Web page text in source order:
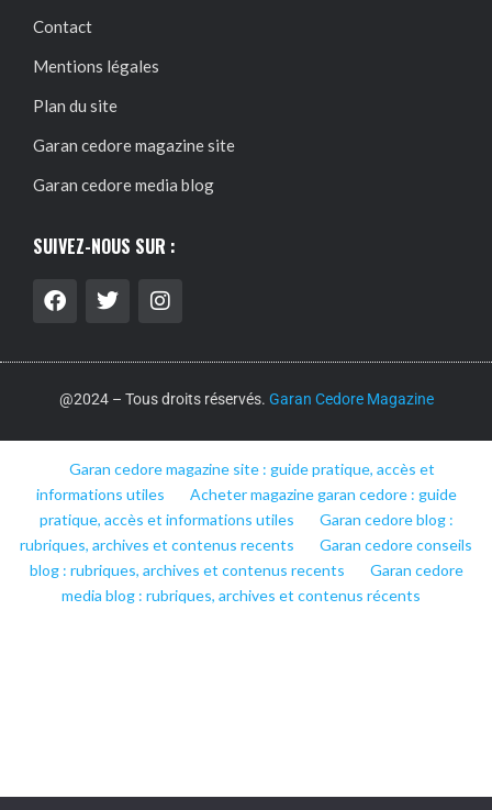
Contact
Mentions légales
Plan du site
Garan cedore magazine site
Garan cedore media blog
SUIVEZ-NOUS SUR :
@2024 – Tous droits réservés. Garan Cedore Magazine
Garan cedore magazine site : guide pratique, accès et
informations utiles
Acheter magazine garan cedore : guide
pratique, accès et informations utiles
Garan cedore blog :
rubriques, archives et contenus recents
Garan cedore conseils
blog : rubriques, archives et contenus recents
Garan cedore
media blog : rubriques, archives et contenus récents